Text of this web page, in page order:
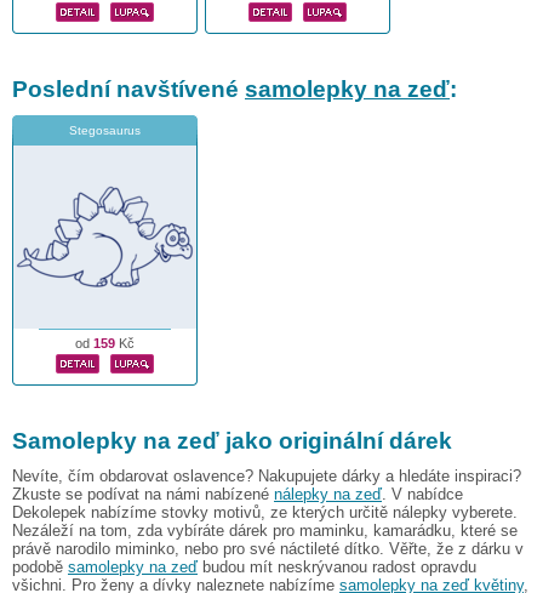
Poslední navštívené samolepky na zeď:
Stegosaurus
od 159 Kč
Samolepky na zeď jako originální dárek
Nevíte, čím obdarovat oslavence? Nakupujete dárky a hledáte inspiraci?
Zkuste se podívat na námi nabízené nálepky na zeď. V nabídce
Dekolepek nabízíme stovky motivů, ze kterých určitě nálepky vyberete.
Nezáleží na tom, zda vybíráte dárek pro maminku, kamarádku, které se
právě narodilo miminko, nebo pro své náctileté dítko. Věřte, že z dárku v
podobě samolepky na zeďbudou mít neskrývanou radost opravdu
všichni. Pro ženy a dívky naleznete nabízíme samolepky na zeď květiny,